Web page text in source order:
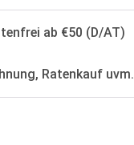
ab €50 (D/AT)
Ratenkauf uvm.